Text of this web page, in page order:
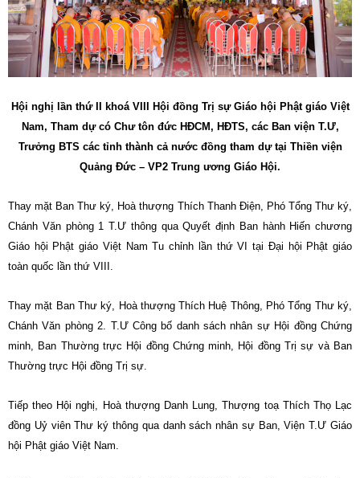
Hội nghị lần thứ II khoá VIII Hội đồng Trị sự Giáo hội Phật giáo Việt
Nam, Tham dự có Chư tôn đức HĐCM, HĐTS, các Ban viện T.Ư,
Trưởng BTS các tỉnh thành cả nước đồng tham dự tại Thiền viện
Quảng Đức – VP2 Trung ương Giáo Hội.
Thay mặt Ban Thư ký, Hoà thượng Thích Thanh Điện, Phó Tổng Thư ký,
Chánh Văn phòng 1 T.Ư thông qua Quyết định Ban hành Hiến chương
Giáo hội Phật giáo Việt Nam Tu chỉnh lần thứ VI tại Đại hội Phật giáo
toàn quốc lần thứ VIII.
Thay mặt Ban Thư ký, Hoà thượng Thích Huệ Thông, Phó Tổng Thư ký,
Chánh Văn phòng 2. T.Ư Công bố danh sách nhân sự Hội đồng Chứng
minh, Ban Thường trực Hội đồng Chứng minh, Hội đồng Trị sự và Ban
Thường trực Hội đồng Trị sự.
Tiếp theo Hội nghị, Hoà thượng Danh Lung, Thượng toạ Thích Thọ Lạc
đồng Uỷ viên Thư ký thông qua danh sách nhân sự Ban, Viện T.Ư Giáo
hội Phật giáo Việt Nam.